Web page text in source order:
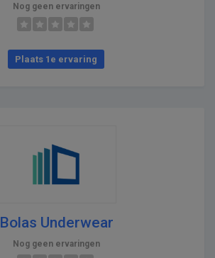
Nog geen ervaringen
Plaats 1e ervaring
Bolas Underwear
Nog geen ervaringen